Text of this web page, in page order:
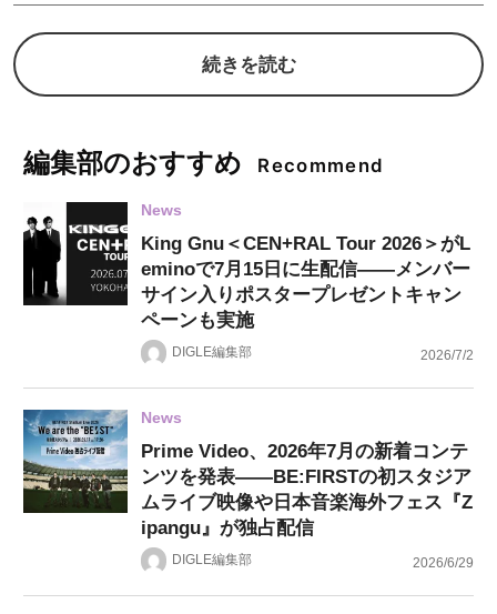
続きを読む
編集部のおすすめ Recommend
News
King Gnu＜CEN+RAL Tour 2026＞がL
eminoで7月15日に生配信——メンバー
サイン入りポスタープレゼントキャン
ペーンも実施
DIGLE編集部 2026/7/2
News
Prime Video、2026年7月の新着コンテ
ンツを発表——BE:FIRSTの初スタジア
ムライブ映像や日本音楽海外フェス『Z
ipangu』が独占配信
DIGLE編集部 2026/6/29